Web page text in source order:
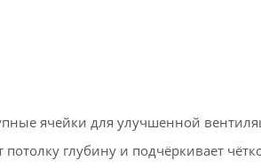
ячейки для улучшенной
глубину и подчёркивает